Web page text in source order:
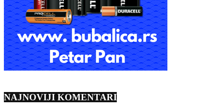
NAJNOVIJI KOMENTARI